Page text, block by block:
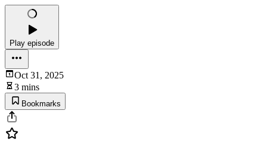
Play episode
Oct 31, 2025
3 mins
Bookmarks